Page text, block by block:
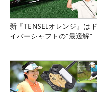
新『TENSEIオレンジ』は
イバーシャフトの“最適解”